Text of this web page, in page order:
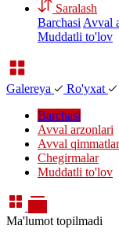
Saralash
Barchasi Avval
Muddatli to'lov
Galereya
Ro'yxat
Barchasi
Avval arzonlari
Avval
Chegirmalar
Muddatli to'lov
Ma'lumot topilmadi